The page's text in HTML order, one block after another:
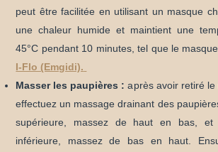
peut être facilitée en utilisant un masque
une chaleur humide et maintient une
45°C pendant 10 minutes, tel que le
I-Flo (Emgidi).
Masser les paupières : après avoir retiré le
effectuez un massage drainant des
supérieure, massez de haut en bas, et
inférieure, massez de bas en haut.